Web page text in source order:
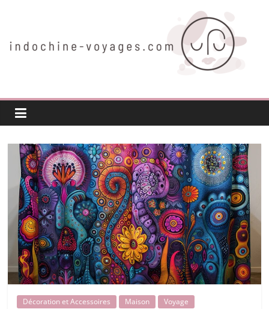
indochine-
voyages.com
Voyager
Décoration et Accessoires Maison Voyage